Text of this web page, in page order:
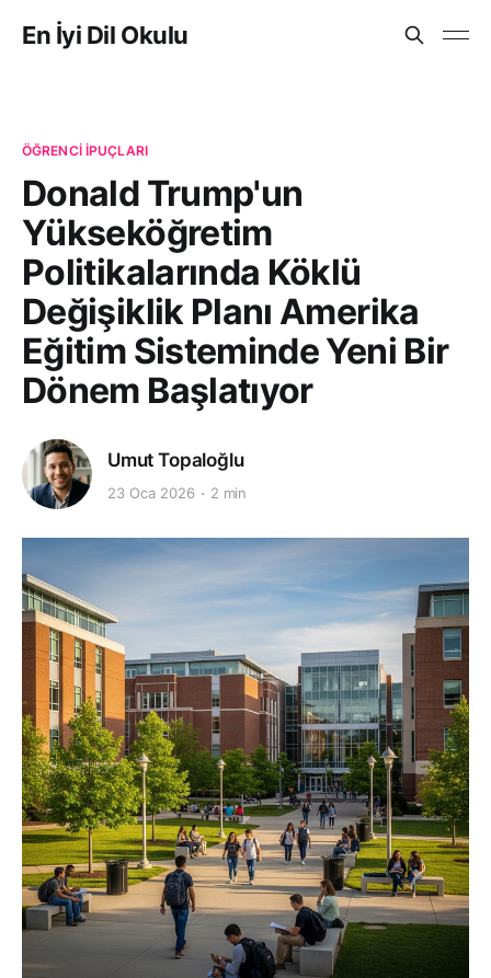
En İyi Dil Okulu
ÖĞRENCI İPUÇLARI
Donald Trump'un
Yükseköğretim
Politikalarında Köklü
Değişiklik Planı Amerika
Eğitim Sisteminde Yeni Bir
Dönem Başlatıyor
Umut Topaloğlu
23 Oca 2026 2 min